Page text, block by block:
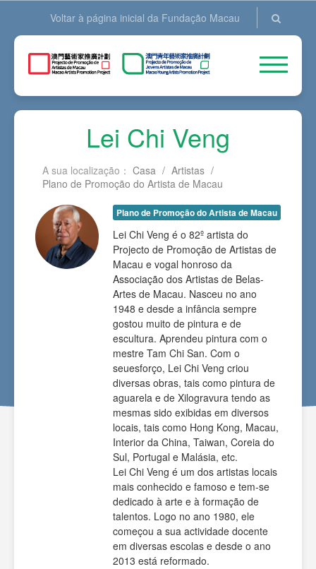
Voltar à página inicial da Fundação Macau
Lei Chi Veng
A sua localização： Casa / Artistas /
Plano de Promoção do Artista de Macau
Plano de Promoção do Artista de Macau
Lei Chi Veng é o 82º artista do
Projecto de Promoção de Artistas de
Macau e vogal honroso da
Associação dos Artistas de Belas-
Artes de Macau. Nasceu no ano
1948 e desde a infância sempre
gostou muito de pintura e de
escultura. Aprendeu pintura com o
mestre Tam Chi San. Com o
seuesforço, Lei Chi Veng criou
diversas obras, tais como pintura de
aguarela e de Xilogravura tendo as
mesmas sido exibidas em diversos
locais, tais como Hong Kong, Macau,
Interior da China, Taiwan, Coreia do
Sul, Portugal e Malásia, etc.
Lei Chi Veng é um dos artistas locais
mais conhecido e famoso e tem-se
dedicado à arte e à formação de
talentos. Logo no ano 1980, ele
começou a sua actividade docente
em diversas escolas e desde o ano
2013 está reformado.